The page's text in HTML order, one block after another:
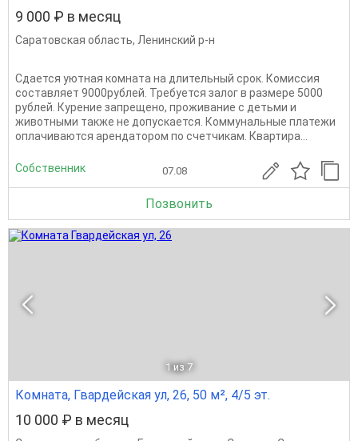
9 000 ₽ в месяц
Саратовская область, Ленинский р-н
Сдается уютная комната на длительный срок. Комиссия
составляет 9000рублей. Требуется залог в размере 5000
рублей. Курение запрещено, проживание с детьми и
животными также не допускается. Коммунальные платежи
оплачиваются арендатором по счетчикам. Квартира...
Собственник 07.08
Позвонить
1 из 7
Комната, Гвардейская ул, 26, 50 м², 4/5 эт.
10 000 ₽ в месяц